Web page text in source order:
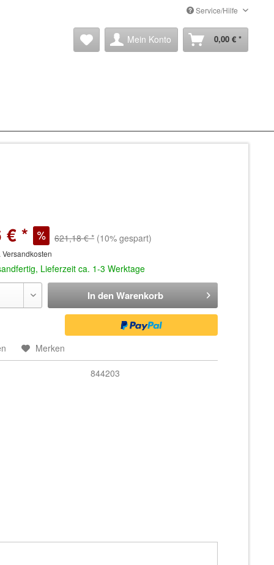
Service/Hilfe
Mein Konto 0,00 € *
€ * 621,18 € * (10% gespart)
Versandkosten
Lieferzeit ca. 1-3 Werktage
In den Warenkorb
Merken
844203